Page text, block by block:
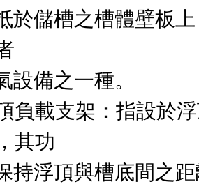
儲槽之槽體壁板上
備之一種。
負載支架：指設於
其功
浮頂與槽底間之距